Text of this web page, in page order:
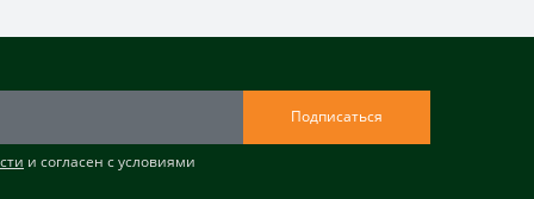
Подписаться
и согласен с условиями